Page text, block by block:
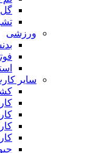
ورزشی
سایر